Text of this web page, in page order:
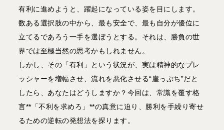
有利に進めようと、躍起になっている姿を目にします。
数ある選択肢の中から、最も安全で、最も自分が優位に
立てるであろう一手を選ぼうとする。それは、勝負の世
界では至極当然の思考かもしれません。
しかし、その「有利」という状況が、実は精神的なプレ
ッシャーを増幅させ、流れを悪化させる“崖っぷち”だと
したら、あなたはどうしますか？今回は、常識を覆す格
言**「不利を求めろ」**の真意に迫り、勝利を手繰り寄せ
るための逆転の発想法を探ります。